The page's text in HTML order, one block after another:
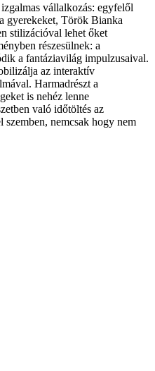
vállalkozás: egyfelől
gyerekeket, Török Bianka
stilizációval lehet őket
részesülnek: a
a fantáziavilág impulzusaival.
az interaktív
Harmadrészt a
is nehéz lenne
való időtöltés az
szemben, nemcsak hogy nem